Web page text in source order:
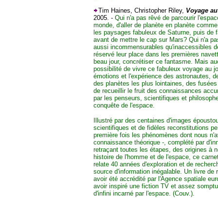
Tim Haines, Christopher Riley, Voyage
2005. - Qui n'a pas rêvé de parcourir
monde, d'aller de planète en planète
les paysages fabuleux de Saturne, puis de
avant de mettre le cap sur Mars? Qui n'a
aussi incommensurables qu'inaccessibles
réservé leur place dans les premières
beau jour, concrétiser ce fantasme. Mais
possibilité de vivre ce fabuleux voyage au
émotions et l'expérience des astronautes,
des planètes les plus lointaines, des
de recueillir le fruit des connaissances
par les penseurs, scientifiques et
conquête de l'espace.
Illustré par des centaines d'images
scientifiques et de fidèles reconstitutions
première fois les phénomènes dont nous
connaissance théorique -, complété par
retraçant toutes les étapes, des origines à
histoire de l'homme et de l'espace, ce
relate 40 années d'exploration et de
source d'information inégalable. Un livre de
avoir été accrédité par l'Agence spatiale
avoir inspiré une fiction TV et assez
d'infini incarné par l'espace. (Couv.).